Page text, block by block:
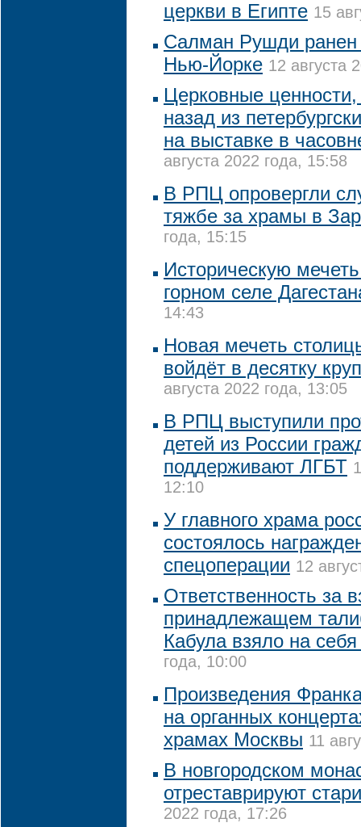
церкви в Египте 15
Салман Рушди ранен
Нью-Йорке 12 августа
Церковные
назад из
на выставке в
августа 2022 года, 15:58
В РПЦ опровергли
тяжбе за храмы в
года, 15:15
Историческую
горном селе
14:43
Новая мечеть
войдёт в десятку
августа 2022 года, 13:05
В РПЦ выступили
детей из России
поддерживают ЛГБТ
12:10
У главного храма
состоялось
спецоперации 12
Ответственность за
принадлежащем
Кабула взяло на
года, 10:00
Произведения
на органных
храмах Москвы 11
В новгородском
отреставрируют
2022 года, 17:26